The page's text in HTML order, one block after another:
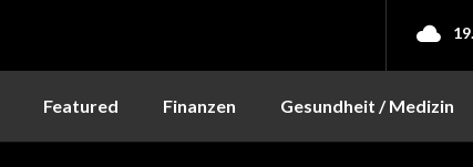
Featured Finanzen Gesundheit / Medizin